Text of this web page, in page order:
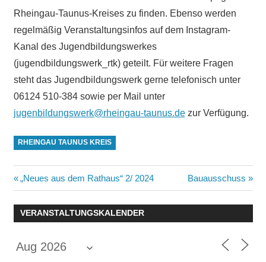
Rheingau-Taunus-Kreises zu finden. Ebenso werden
regelmäßig Veranstaltungsinfos auf dem Instagram-
Kanal des Jugendbildungswerkes
(jugendbildungswerk_rtk) geteilt. Für weitere Fragen
steht das Jugendbildungswerk gerne telefonisch unter
06124 510-384 sowie per Mail unter
jugenbildungswerk@rheingau-taunus.dezur Verfügung.
RHEINGAU TAUNUS KREIS
Beitragsnavigation
Vorheriger
Beitrag:
„Neues aus dem Rathaus“ 2/ 2024
Nächster
Beitrag:
Bauausschuss
VERANSTALTUNGSKALENDER